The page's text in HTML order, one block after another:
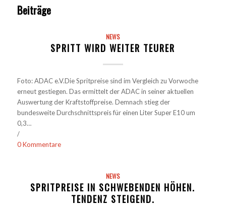
Beiträge
NEWS
SPRITT WIRD WEITER TEURER
Foto: ADAC e.V.Die Spritpreise sind im Vergleich zu Vorwoche
erneut gestiegen. Das ermittelt der ADAC in seiner aktuellen
Auswertung der Kraftstoffpreise. Demnach stieg der
bundesweite Durchschnittspreis für einen Liter Super E10 um
0,3…
/
0 Kommentare
NEWS
SPRITPREISE IN SCHWEBENDEN HÖHEN.
TENDENZ STEIGEND.